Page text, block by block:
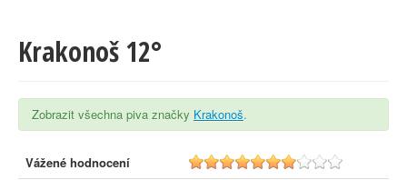
Krakonoš 12°
Zobrazit všechna piva značky Krakonoš.
Vážené hodnocení
6.6